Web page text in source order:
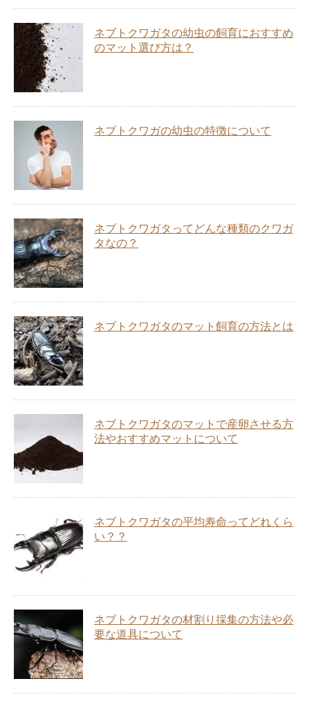
ネブトクワガタの幼虫の飼育におすすめ
のマット選び方は？
ネブトクワガの幼虫の特徴について
ネブトクワガタってどんな種類のクワガ
タなの？
ネブトクワガタのマット飼育の方法とは
ネブトクワガタのマットで産卵させる方
法やおすすめマットについて
ネブトクワガタの平均寿命ってどれくら
い？？
ネブトクワガタの材割り採集の方法や必
要な道具について